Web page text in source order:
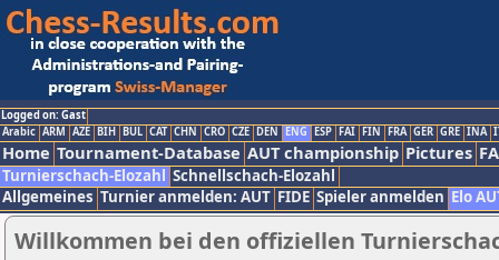
Logged on: Gast
Arabic ARM AZE BIH BUL CAT CHN CRO CZE DEN ENG ESP FAI FIN FRA GER GRE INA
Home Tournament-Database AUT championship Pictures
Turnierschach-Elozahl Schnellschach-Elozahl
Allgemeines Turnier anmelden: AUT FIDE Spieler anmelden Elo
Willkommen bei den offiziellen